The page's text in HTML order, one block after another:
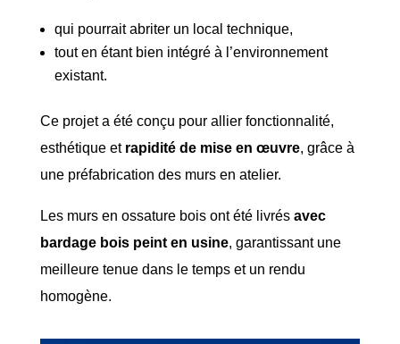
qui pourrait abriter un local technique,
tout en étant bien intégré à l’environnement
existant.
Ce projet a été conçu pour allier fonctionnalité,
esthétique et rapidité de mise en œuvre, grâce à
une préfabrication des murs en atelier.
Les murs en ossature bois ont été livrés avec
bardage bois peint en usine, garantissant une
meilleure tenue dans le temps et un rendu
homogène.